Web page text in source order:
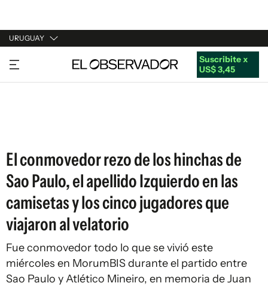
URUGUAY
URUGUAY
ARGENTINA
Suscribite x
US$ 3,45
El conmovedor rezo de los hinchas de
Sao Paulo, el apellido Izquierdo en las
camisetas y los cinco jugadores que
viajaron al velatorio
Fue conmovedor todo lo que se vivió este
miércoles en MorumBIS durante el partido entre
Sao Paulo y Atlético Mineiro, en memoria de Juan